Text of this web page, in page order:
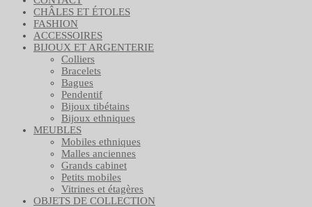
CHÂLES ET ÉTOLES
FASHION
ACCESSOIRES
BIJOUX ET ARGENTERIE
Colliers
Bracelets
Bagues
Pendentif
Bijoux tibétains
Bijoux ethniques
MEUBLES
Mobiles ethniques
Malles anciennes
Grands cabinet
Petits mobiles
Vitrines et étagères
OBJETS DE COLLECTION